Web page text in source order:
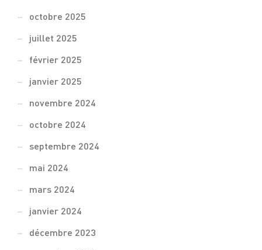
octobre 2025
juillet 2025
février 2025
janvier 2025
novembre 2024
octobre 2024
septembre 2024
mai 2024
mars 2024
janvier 2024
décembre 2023